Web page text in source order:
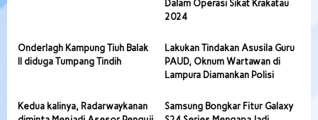
Dalam Operasi Sikat Krakatau
2024
Onderlagh Kampung Tiuh Balak
II diduga Tumpang Tindih
Lakukan Tindakan Asusila Guru
PAUD, Oknum Wartawan di
Lampura Diamankan Polisi
Kedua kalinya, Radarwaykanan
Samsung Bongkar Fitur Galaxy